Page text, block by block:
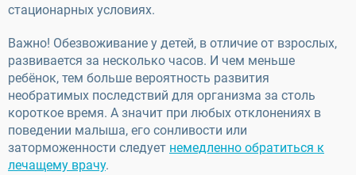
стационарных условиях.
Важно! Обезвоживание у детей, в отличие от взрослых,
развивается за несколько часов. И чем меньше
ребёнок, тем больше вероятность развития
необратимых последствий для организма за столь
короткое время. А значит при любых отклонениях в
поведении малыша, его сонливости или
заторможенности следует немедленно обратиться к
лечащему врачу.